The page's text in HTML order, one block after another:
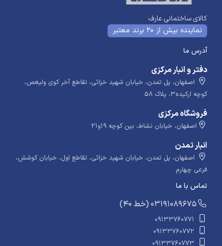
کالای ساختمانی عارف
نماینده بیش از 20 برند معتبر
آدرس ما
دفتر و انبار مرکزی
اصفهان، پل تمدن، خیابان شهید خزائی، تقاطع آخر کوی ولیعص،
کوچه ارکیده۳، پلاک ۵۸
فروشگاه مرکزی
اصفهان، خیابان نشاط، بین کوچه ۱۹و۲۱
انبار تمدن
اصفهان، پل تمدن، خیابان شهید خزائی، تقاطع اول، خیابان کوشش،
فرعی چهارم
تماس با ما
​​​ (40 خط) 03191089675
09133760771
09133760772
09133760773